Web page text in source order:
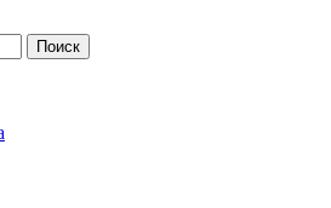
Поиск